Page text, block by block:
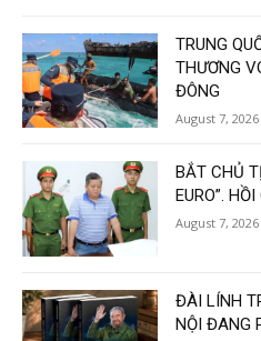
TRUNG
THƯƠNG
ĐÔNG
August 7, 2026
BẮT CHỦ
EURO”.
August 7, 2026
ĐÀI LÍNH
NỘI ĐANG